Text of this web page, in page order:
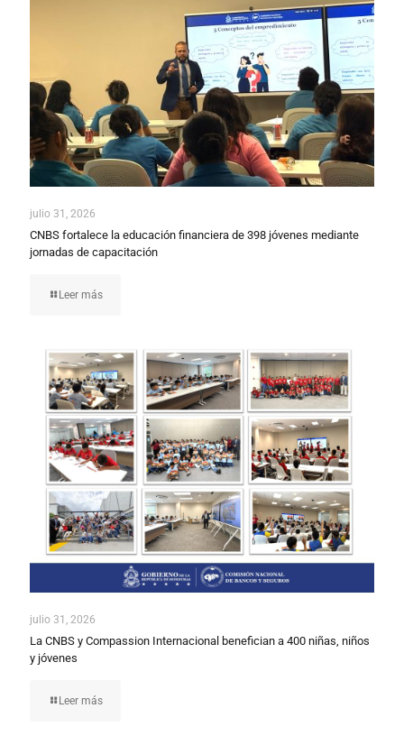
julio 31, 2026
CNBS fortalece la educación financiera de 398 jóvenes mediante
jornadas de capacitación
Leer más
julio 31, 2026
La CNBS y Compassion Internacional benefician a 400 niñas, niños
y jóvenes
Leer más